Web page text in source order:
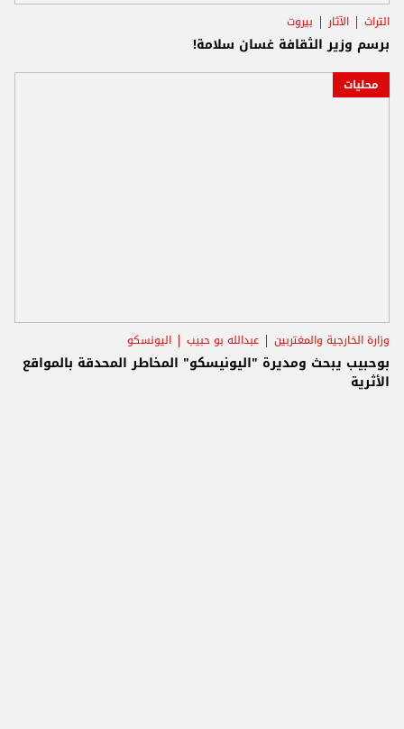
التراث الآثار بيروت
برسم وزير الثقافة غسان سلامة!
محليات
وزارة الخارجية والمغتربين عبدالله بو حبيب اليونسكو
بوحبيب يبحث ومديرة "اليونيسكو" المخاطر المحدقة بالمواقع
الأثرية